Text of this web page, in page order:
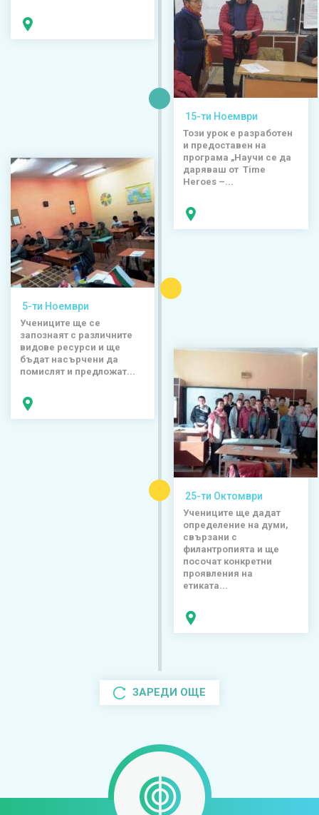
15-ти Ноември
Този урок е разработен
и предоставен на
програма „Научи се да
даряваш от Time
Heroes –...
5-ти Ноември
Учениците ще се
запознаят с различните
видове ресурси и ще
бъдат насърчени да
помислят и предложат...
25-ти Октомври
Учениците ще дадат
определение на думи,
свързани с
филантропията и ще
посочат конкретни
проявления на
етиката...
ЗАРЕДИ ОЩЕ